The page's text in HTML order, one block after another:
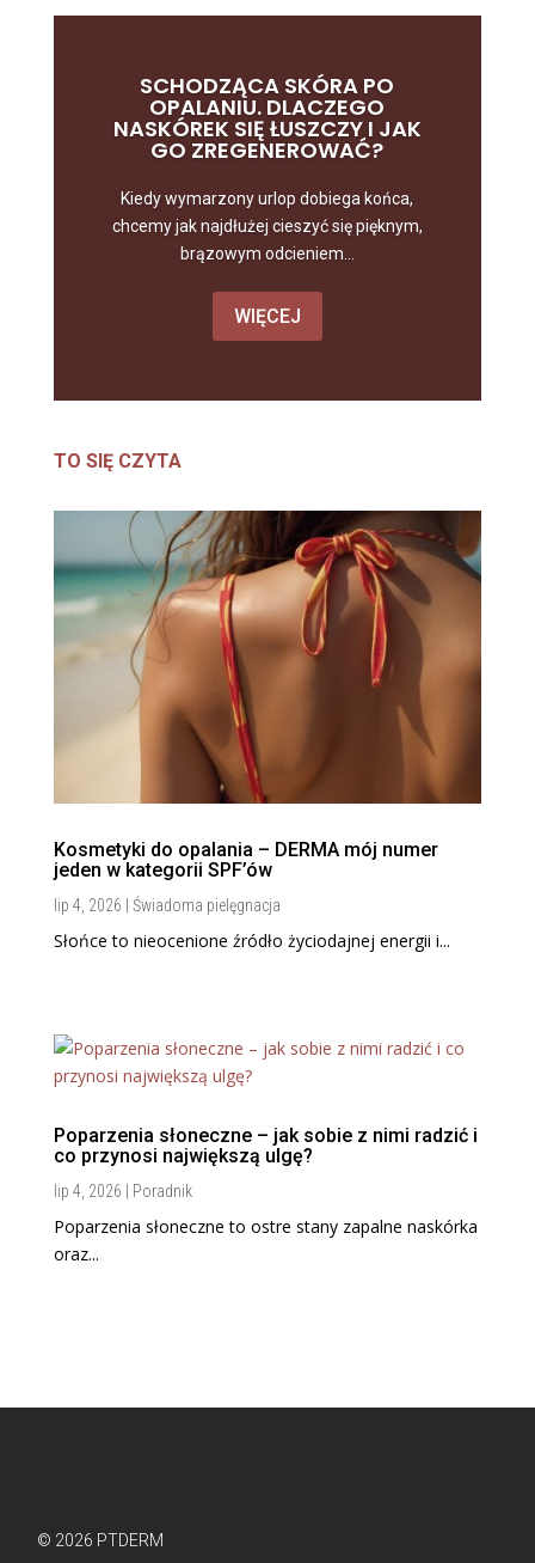
SCHODZĄCA SKÓRA PO
OPALANIU. DLACZEGO
NASKÓREK SIĘ ŁUSZCZY I JAK
GO ZREGENEROWAĆ?
Kiedy wymarzony urlop dobiega końca,
chcemy jak najdłużej cieszyć się pięknym,
brązowym odcieniem...
WIĘCEJ
TO SIĘ CZYTA
Kosmetyki do opalania – DERMA mój numer
jeden w kategorii SPF’ów
lip 4, 2026 Świadoma pielęgnacja
Słońce to nieocenione źródło życiodajnej energii i...
Poparzenia słoneczne – jak sobie z nimi radzić i
co przynosi największą ulgę?
lip 4, 2026 Poradnik
Poparzenia słoneczne to ostre stany zapalne naskórka
oraz...
© 2026 PTDERM